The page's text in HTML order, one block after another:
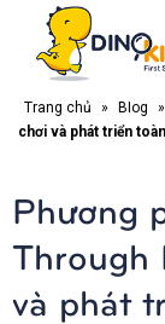
Trang chủ » Blog »
chơi và phát triển
Phương
Through
và phát